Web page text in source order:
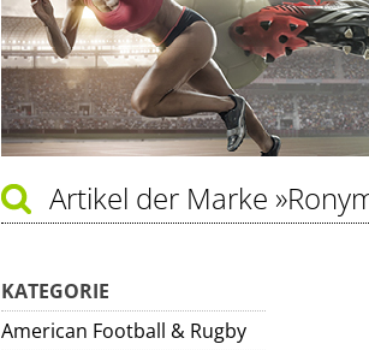
Artikel der Marke
KATEGORIE
American Football & Rugby